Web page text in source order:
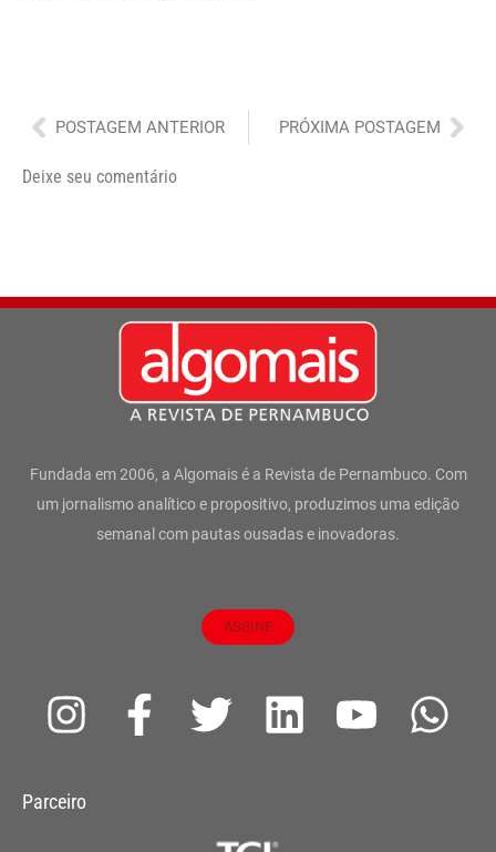
Anterior
POSTAGEM ANTERIOR PRÓXIMA POSTAGEM
Deixe seu comentário
Fundada em 2006, a Algomais é a Revista de Pernambuco. Com
um jornalismo analítico e propositivo, produzimos uma edição
semanal com pautas ousadas e inovadoras.
ASSINE
I
s
F
a
T
t
L
Y
W
Parceiro